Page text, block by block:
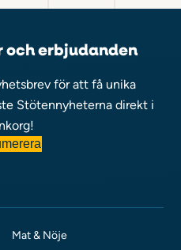
och erbjudanden
för att få unika
Stötennyheterna direkt i
Mat & Nöje